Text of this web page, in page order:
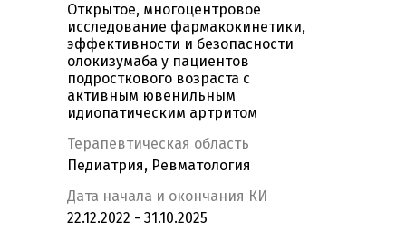
Открытое, многоцентровое
исследование фармакокинетики,
эффективности и безопасности
олокизумаба у пациентов
подросткового возраста с
активным ювенильным
идиопатическим артритом
Терапевтическая область
Педиатрия, Ревматология
Дата начала и окончания КИ
22.12.2022 - 31.10.2025